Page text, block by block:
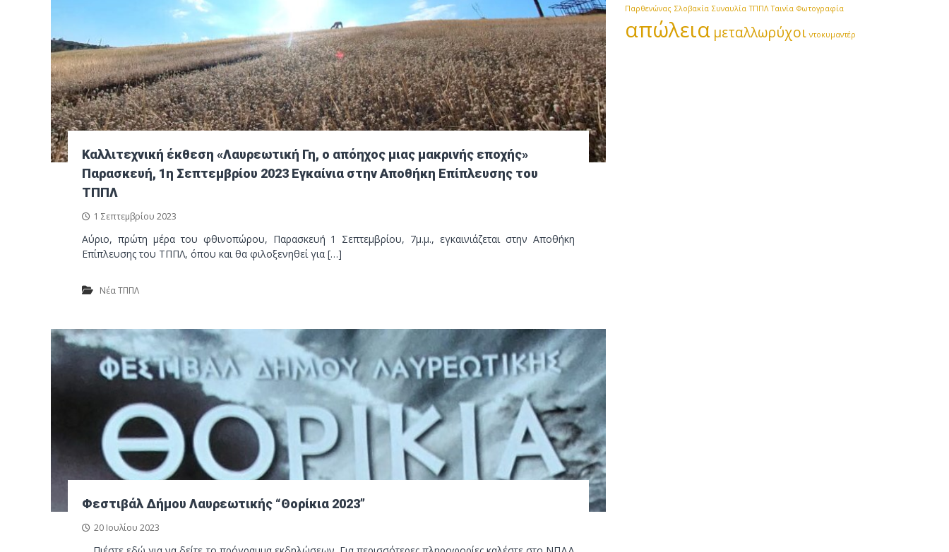
Καλλιτεχνική έκθεση «Λαυρεωτική Γη, ο απόηχος μιας μακρινής εποχής»
Παρασκευή, 1η Σεπτεμβρίου 2023 Εγκαίνια στην Αποθήκη Επίπλευσης του
ΤΠΠΛ
1 Σεπτεμβρίου 2023
Αύριο, πρώτη μέρα του φθινοπώρου, Παρασκευή 1 Σεπτεμβρίου, 7μ.μ., εγκαινιάζεται στην Αποθήκη
Επίπλευσης του ΤΠΠΛ, όπου και θα φιλοξενηθεί για […]
Νέα ΤΠΠΛ
Φεστιβάλ Δήμου Λαυρεωτικής “Θορίκια 2023”
20 Ιουλίου 2023
Παρθενώνας Σλοβακία Συναυλία ΤΠΠΛ Ταινία Φωτογραφία
απώλεια μεταλλωρύχοι ντοκυμαντέρ